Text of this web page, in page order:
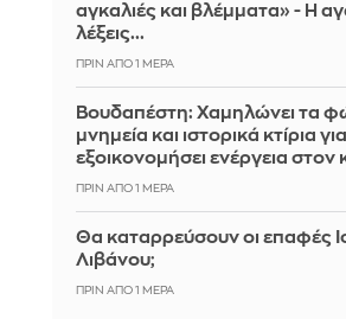
αγκαλιές και βλέμματα» - Η
λέξεις...
ΠΡΙΝ ΑΠΌ 1 ΜΈΡΑ
Βουδαπέστη: Χαμηλώνει τα
μνημεία και ιστορικά κτίρια
εξοικονομήσει ενέργεια
ΠΡΙΝ ΑΠΌ 1 ΜΈΡΑ
Θα καταρρεύσουν οι επαφές
Λιβάνου;
ΠΡΙΝ ΑΠΌ 1 ΜΈΡΑ